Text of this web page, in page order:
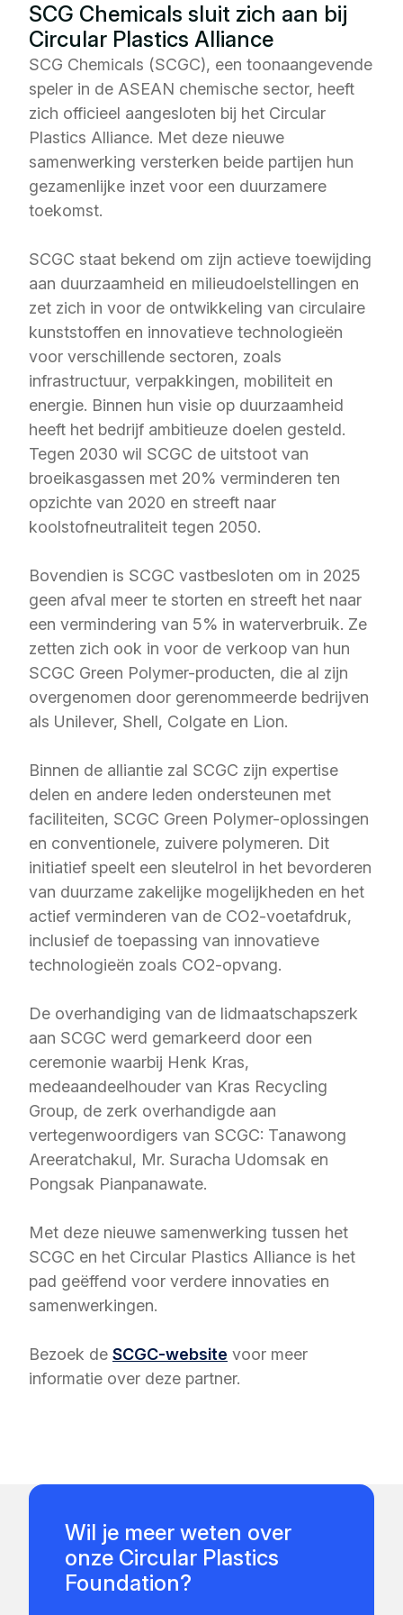
SCG Chemicals sluit zich aan bij
Circular Plastics Alliance
SCG Chemicals (SCGC), een toonaangevende
speler in de ASEAN chemische sector, heeft
zich officieel aangesloten bij het Circular
Plastics Alliance. Met deze nieuwe
samenwerking versterken beide partijen hun
gezamenlijke inzet voor een duurzamere
toekomst.
SCGC staat bekend om zijn actieve toewijding
aan duurzaamheid en milieudoelstellingen en
zet zich in voor de ontwikkeling van circulaire
kunststoffen en innovatieve technologieën
voor verschillende sectoren, zoals
infrastructuur, verpakkingen, mobiliteit en
energie. Binnen hun visie op duurzaamheid
heeft het bedrijf ambitieuze doelen gesteld.
Tegen 2030 wil SCGC de uitstoot van
broeikasgassen met 20% verminderen ten
opzichte van 2020 en streeft naar
koolstofneutraliteit tegen 2050.
Bovendien is SCGC vastbesloten om in 2025
geen afval meer te storten en streeft het naar
een vermindering van 5% in waterverbruik. Ze
zetten zich ook in voor de verkoop van hun
SCGC Green Polymer-producten, die al zijn
overgenomen door gerenommeerde bedrijven
als Unilever, Shell, Colgate en Lion.
Binnen de alliantie zal SCGC zijn expertise
delen en andere leden ondersteunen met
faciliteiten, SCGC Green Polymer-oplossingen
en conventionele, zuivere polymeren. Dit
initiatief speelt een sleutelrol in het bevorderen
van duurzame zakelijke mogelijkheden en het
actief verminderen van de CO2-voetafdruk,
inclusief de toepassing van innovatieve
technologieën zoals CO2-opvang.
De overhandiging van de lidmaatschapszerk
aan SCGC werd gemarkeerd door een
ceremonie waarbij Henk Kras,
medeaandeelhouder van Kras Recycling
Group, de zerk overhandigde aan
vertegenwoordigers van SCGC: Tanawong
Areeratchakul, Mr. Suracha Udomsak en
Pongsak Pianpanawate.
Met deze nieuwe samenwerking tussen het
SCGC en het Circular Plastics Alliance is het
pad geëffend voor verdere innovaties en
samenwerkingen.
Bezoek de SCGC-website voor meer
informatie over deze partner.
Wil je meer weten over
onze Circular Plastics
Foundation?